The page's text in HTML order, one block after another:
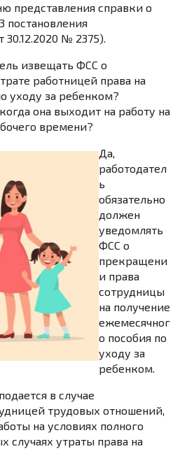
представления справки о
постановления
30.12.2020 № 2375).
извещать ФСС о
работницей права на
уходу за ребенком?
она выходит на работу на
времени?
Да,
работодател
ь
обязательно
должен
уведомлять
ФСС о
прекращени
и права
сотрудницы
на получение
ежемесячног
о пособия по
уходу за
ребенком.
в случае
трудовых отношений,
на условиях полного
случаях утраты права на